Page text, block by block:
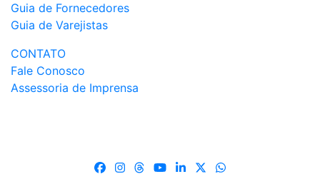
Guia de Fornecedores
Guia de Varejistas
CONTATO
Fale Conosco
Assessoria de Imprensa